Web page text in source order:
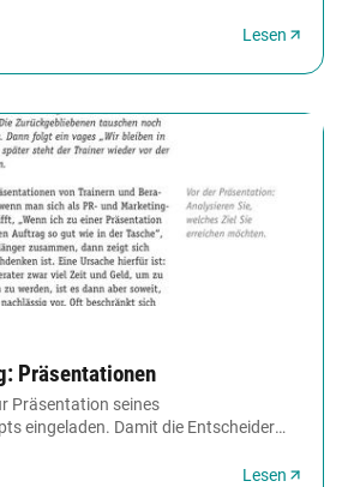
Lesen
Präsentationen
Präsentation seines
eingeladen. Damit die Entscheider
Lesen